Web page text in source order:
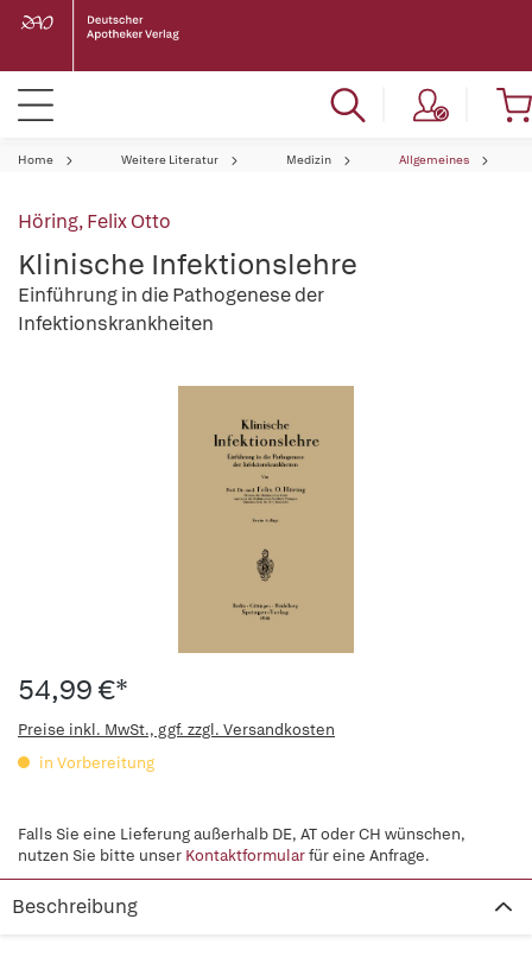
Home Weitere Literatur Medizin Allgemeines
Höring, Felix Otto
Klinische Infektionslehre
Einführung in die Pathogenese der
Infektionskrankheiten
54,99 €*
Preise inkl. MwSt., ggf. zzgl. Versandkosten
in Vorbereitung
Falls Sie eine Lieferung außerhalb DE, AT oder CH wünschen,
nutzen Sie bitte unser Kontaktformularfür eine Anfrage.
Beschreibung